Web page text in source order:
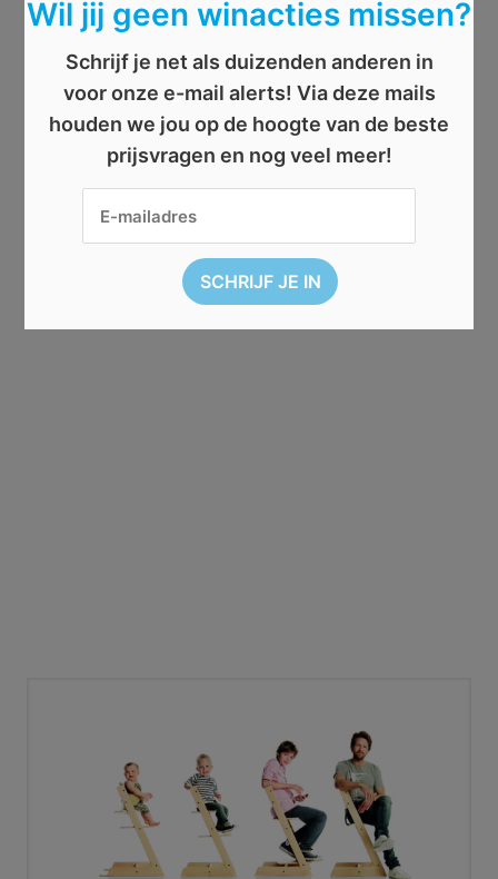
Wil jij geen winacties missen?
Schrijf je net als duizenden anderen in
voor onze e-mail alerts! Via deze mails
houden we jou op de hoogte van de beste
prijsvragen en nog veel meer!